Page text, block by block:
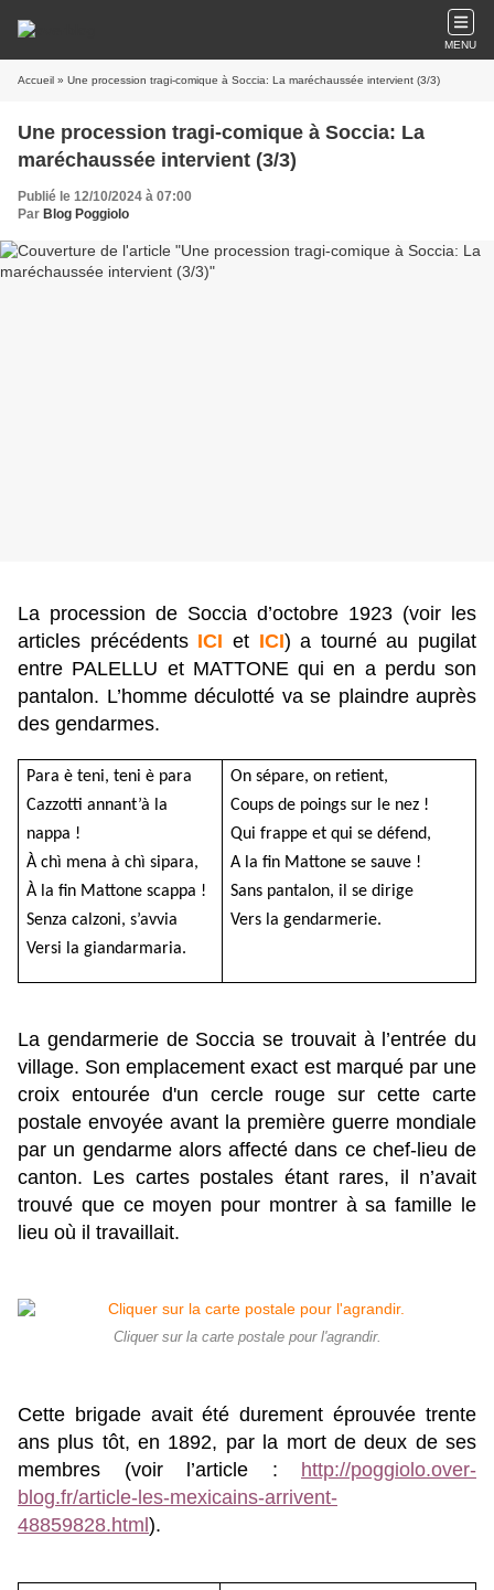
MENU
Accueil » Une procession tragi-comique à Soccia: La maréchaussée intervient (3/3)
Une procession tragi-comique à Soccia: La
maréchaussée intervient (3/3)
Publié le 12/10/2024 à 07:00
Par Blog Poggiolo
La procession de Soccia d’octobre 1923 (voir les
articles précédents ICI et ICI) a tourné au pugilat
entre PALELLU et MATTONE qui en a perdu son
pantalon. L’homme déculotté va se plaindre auprès
des gendarmes.
Para è teni, teni è para
Cazzotti annant’à la
nappa !
À chì mena à chì sipara,
À la fin Mattone scappa !
Senza calzoni, s’avvia
Versi la giandarmaria.
On sépare, on retient,
Coups de poings sur le nez !
Qui frappe et qui se défend,
A la fin Mattone se sauve !
Sans pantalon, il se dirige
Vers la gendarmerie.
La gendarmerie de Soccia se trouvait à l’entrée du
village. Son emplacement exact est marqué par une
croix entourée d'un cercle rouge sur cette carte
postale envoyée avant la première guerre mondiale
par un gendarme alors affecté dans ce chef-lieu de
canton. Les cartes postales étant rares, il n’avait
trouvé que ce moyen pour montrer à sa famille le
lieu où il travaillait.
Cliquer sur la carte postale pour l'agrandir.
Cette brigade avait été durement éprouvée trente
ans plus tôt, en 1892, par la mort de deux de ses
membres (voir l’article : http://poggiolo.over-
blog.fr/article-les-mexicains-arrivent-
48859828.html ).